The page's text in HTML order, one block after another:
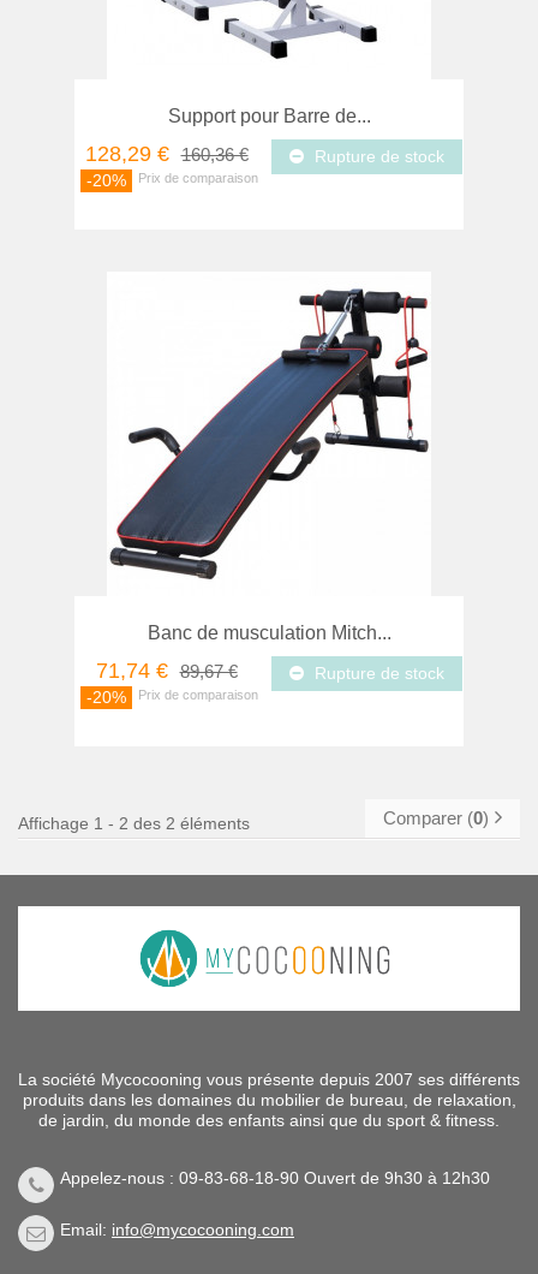
Support pour Barre de...
128,29 € 160,36 €
-20%
Rupture de stock
Banc de musculation Mitch...
71,74 € 89,67 €
-20%
Rupture de stock
Comparer (0)
Affichage 1 - 2 des 2 éléments
La société Mycocooning vous présente depuis 2007 ses différents
produits dans les domaines du mobilier de bureau, de relaxation,
de jardin, du monde des enfants ainsi que du sport & fitness.
Appelez-nous : 09-83-68-18-90 Ouvert de 9h30 à 12h30
Email: info@mycocooning.com